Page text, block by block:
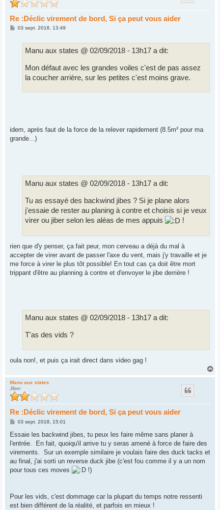
Re :Déclic virement de bord, Si ça peut vous aider
M03 sept. 2018, 13:49
Manu aux states @ 02/09/2018 - 13h17 a dit:
Mon défaut avec les grandes voiles c'est de pas assez
la coucher arrière, sur les petites c'est moins grave.
idem, après faut de la force de la relever rapidement (8.5m² pour ma
grande...)
Manu aux states @ 02/09/2018 - 13h17 a dit:
Tu as essayé des backwind jibes ? Si je plane alors
j'essaie de rester au planing à contre et choisis si je veux
virer ou jiber selon les aléas de mes appuis
!
rien que d'y penser, ça fait peur, mon cerveau a déjà du mal à
accepter de virer avant de passer l'axe du vent, mais j'y travaille et je
me force à virer le plus tôt possible! En tout cas ça doit être mort
trippant d'être au planning à contre et d'envoyer le jibe derrière !
Manu aux states @ 02/09/2018 - 13h17 a dit:
T'as des vids ?
oula non!, et puis ça irait direct dans video gag !
Manu aux states
Jiber
Re :Déclic virement de bord, Si ça peut vous aider
M
s
a
g
03 sept. 2018, 15:01
Essaie les backwind jibes, tu peux les faire même sans planer à
l'entrée. En fait, quoiqu'il arrive tu y seras amené à force de faire des
virements. Sur un exemple similaire je voulais faire des duck tacks et
au final, j'ai sorti un reverse duck jibe (c'est fou comme il y a un nom
pour tous ces moves
!)
Pour les vids, c'est dommage car la plupart du temps notre ressenti
est bien différent de la réalité, et parfois en mieux !